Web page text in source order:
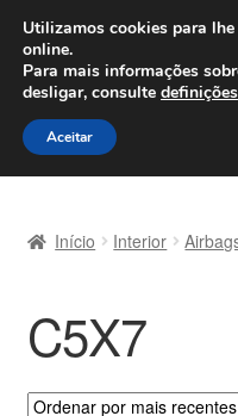
ENVIO a
Seg-Sex, das
Ir
para
a
Saltar
para
o
Carrinho
Confira
Contato
Início Interior
C5X7
Utilizamos cookies para
online.
Para mais informações
desligar, consulte definições
Aceitar